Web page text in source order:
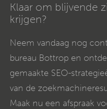
Klaar om blijvende
krijgen?
Neem vandaag nog
bureau Bottrop en
gemaakte SEO-
van de
Maak nu een afspraak